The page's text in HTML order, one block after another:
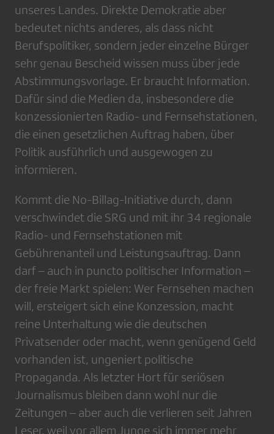
unseres Landes. Direkte Demokratie aber
bedeutet nichts anderes, als dass nicht
Berufspolitiker, sondern jeder einzelne Bürger
sehr genau Bescheid wissen muss über jede
Abstimmungsvorlage. Er braucht Information.
Dafür sind die Medien da, insbesondere die
konzessionierten Radio- und Fernsehstationen,
die einen gesetzlichen Auftrag haben, über
Politik ausführlich und ausgewogen zu
informieren.
Kommt die No-Billag-Initiative durch, dann
verschwindet die SRG und mit ihr 34 regionale
Radio- und Fernsehstationen mit
Gebührenanteil und Leistungsauftrag. Dann
darf – auch in puncto politischer Information –
der freie Markt spielen: Wer Fernsehen machen
will, ersteigert sich eine Konzession, macht
reine Unterhaltung wie die deutschen
Privatsender oder macht, wenn genügend Geld
vorhanden ist, ungeniert politische
Propaganda. Als letzter Hort für seriösen
Journalismus bleiben dann wohl nur die
Zeitungen – aber auch die verlieren seit Jahren
Leser, weil vor allem Junge sich immer mehr